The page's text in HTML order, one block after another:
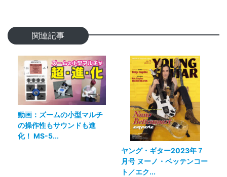
関連記事
動画：ズームの小型マルチ
の操作性もサウンドも進
化！ MS-5...
ヤング・ギター2023年７
月号 ヌーノ・ベッテンコー
ト／エク...